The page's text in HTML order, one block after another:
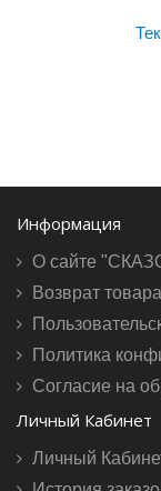
Информация
О сайте
Возврат товара
Политика
Согласие на
Личный Кабинет
Личный